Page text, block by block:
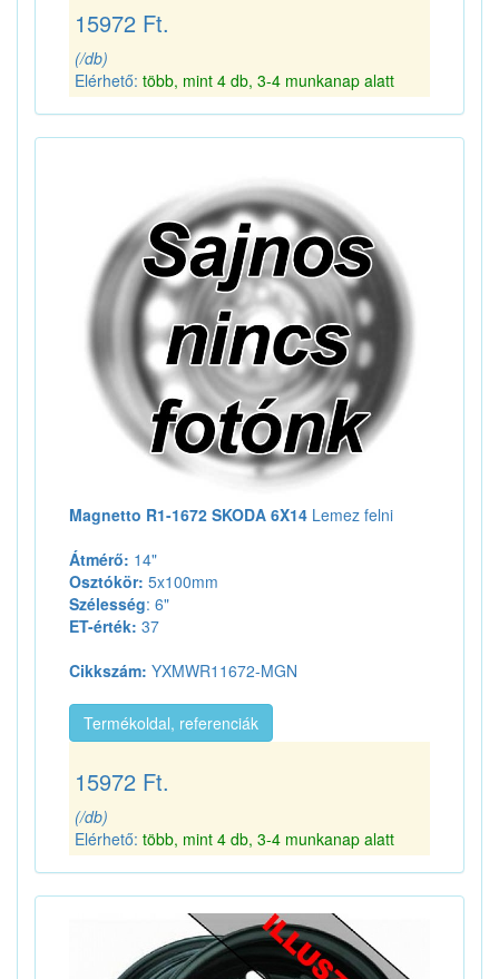
15972 Ft.
(/db)
Elérhető: több, mint 4 db, 3-4 munkanap alatt
Magnetto R1-1672 SKODA 6X14 Lemez felni
Átmérő: 14"
Osztókör: 5x100mm
Szélesség: 6"
ET-érték: 37
Cikkszám: YXMWR11672-MGN
Termékoldal, referenciák
15972 Ft.
(/db)
Elérhető: több, mint 4 db, 3-4 munkanap alatt